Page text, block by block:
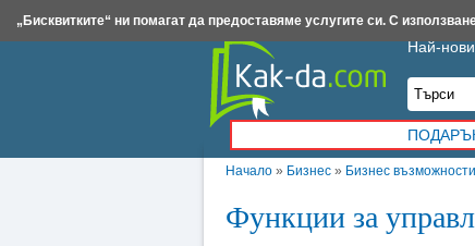
Начало » Бизнес » Бизнес възможности
Функции за
Най-нови
Insert.bg Framar.bg Kak-da.com Iztochnik.com BauBau.bg
„Бисквитките“ ни помагат да предоставяме услугите си. С